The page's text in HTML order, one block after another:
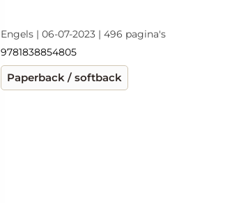
Engels | 06-07-2023 | 496 pagina's
9781838854805
Paperback / softback